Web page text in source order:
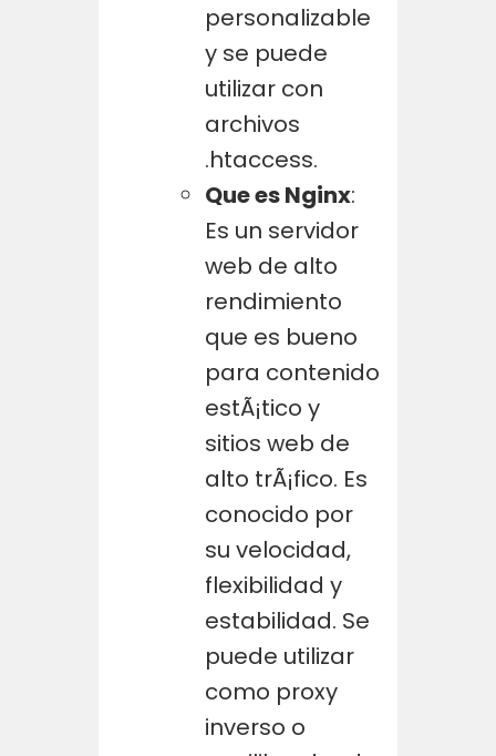
personalizable
y se puede
utilizar con
archivos
.htaccess.
Que es Nginx:
Es un servidor
web de alto
rendimiento
que es bueno
para contenido
estÃ¡tico y
sitios web de
alto trÃ¡fico. Es
conocido por
su velocidad,
flexibilidad y
estabilidad. Se
puede utilizar
como proxy
inverso o